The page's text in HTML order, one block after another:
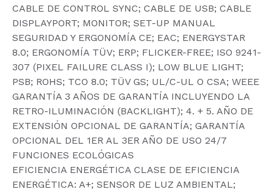
CABLE DE CONTROL SYNC; CABLE DE USB; CABLE
DISPLAYPORT; MONITOR; SET-UP MANUAL
SEGURIDAD Y ERGONOMÍA CE; EAC; ENERGYSTAR
8.0; ERGONOMÍA TÜV; ERP; FLICKER-FREE; ISO 9241-
307 (PIXEL FAILURE CLASS I); LOW BLUE LIGHT;
PSB; ROHS; TCO 8.0; TÜV GS; UL/C-UL O CSA; WEEE
GARANTÍA 3 AÑOS DE GARANTÍA INCLUYENDO LA
RETRO-ILUMINACIÓN (BACKLIGHT); 4. + 5. AÑO DE
EXTENSIÓN OPCIONAL DE GARANTÍA; GARANTÍA
OPCIONAL DEL 1ER AL 3ER AÑO DE USO 24/7
FUNCIONES ECOLÓGICAS
EFICIENCIA ENERGÉTICA CLASE DE EFICIENCIA
ENERGÉTICA: A+; SENSOR DE LUZ AMBIENTAL;